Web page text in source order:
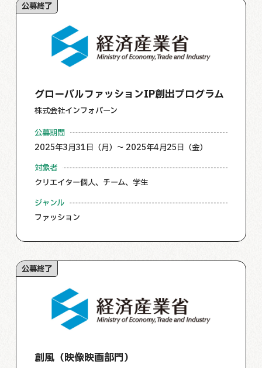
公募終了
グローバルファッションIP創出プログラム
株式会社インフォバーン
公募期間
2025年3月31日（月）～ 2025年4月25日（金）
対象者
クリエイター個人、チーム、学生
ジャンル
ファッション
公募終了
創風（映像映画部門）